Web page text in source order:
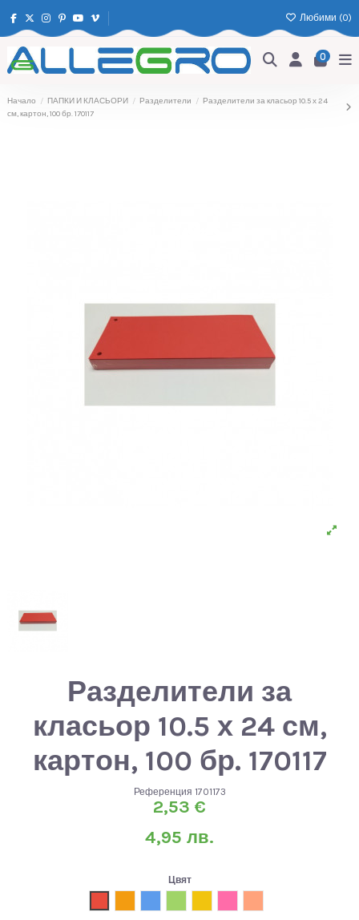
Любими (0)
0
Начало ПАПКИ И КЛАСЬОРИ Разделители
Разделители за класьор 10.5 х 24
см, картон, 100 бр. 170117
Разделители за
класьор 10.5 х 24 см,
картон, 100 бр. 170117
Референция 1701173
2,53 €
4,95 лв.
Цвят